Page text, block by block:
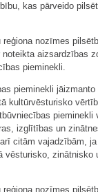
kas pārveido
reģiona nozīmes
aizsardzības
pieminekli.
pieminekli jāizmanto
kultūrvēsturisko
pieminekli
izglītības un
citām vajadzībām,
vēsturisko, zinātnisko
reģiona nozīmes